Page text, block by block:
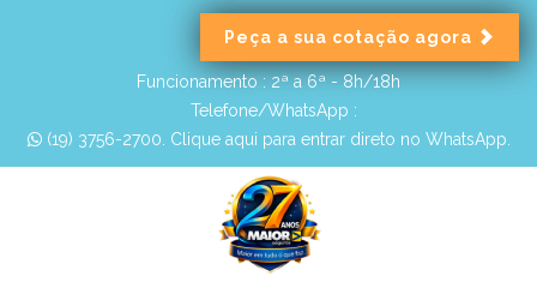
Peça a sua cotação agora
Funcionamento :2ª a 6ª - 8h/18h
Telefone/WhatsApp :
(19) 3756-2700. Clique aqui para entrar direto no WhatsApp.